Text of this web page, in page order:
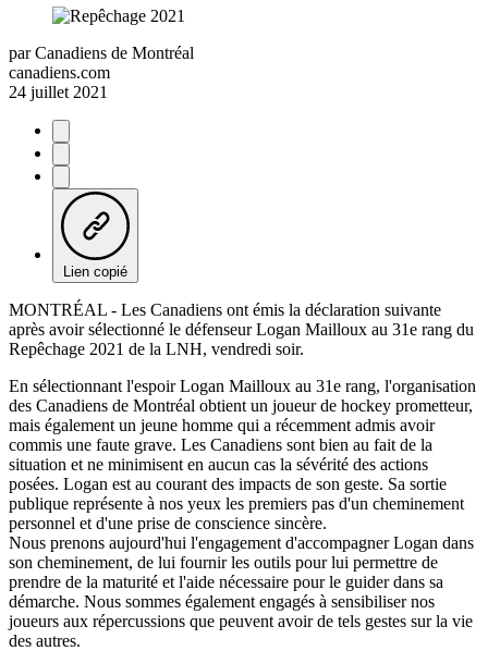
par Canadiens de Montréal
canadiens.com
24 juillet 2021
Lien copié
MONTRÉAL - Les Canadiens ont émis la déclaration suivante
après avoir sélectionné le défenseur Logan Mailloux au 31e rang du
Repêchage 2021 de la LNH, vendredi soir.
En sélectionnant l'espoir Logan Mailloux au 31e rang, l'organisation
des Canadiens de Montréal obtient un joueur de hockey prometteur,
mais également un jeune homme qui a récemment admis avoir
commis une faute grave. Les Canadiens sont bien au fait de la
situation et ne minimisent en aucun cas la sévérité des actions
posées. Logan est au courant des impacts de son geste. Sa sortie
publique représente à nos yeux les premiers pas d'un cheminement
personnel et d'une prise de conscience sincère.
Nous prenons aujourd'hui l'engagement d'accompagner Logan dans
son cheminement, de lui fournir les outils pour lui permettre de
prendre de la maturité et l'aide nécessaire pour le guider dans sa
démarche. Nous sommes également engagés à sensibiliser nos
joueurs aux répercussions que peuvent avoir de tels gestes sur la vie
des autres.